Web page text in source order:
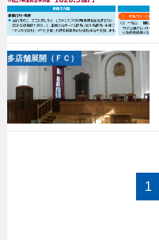
多店舗展開（ＦＣ）
1